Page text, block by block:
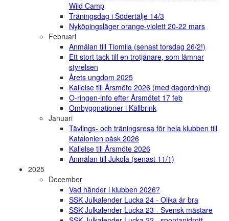
Wild Camp
Träningsdag i Södertälje 14/3
Nyköpingsläger orange-violett 20-22 mars
Februari
Anmälan till Tiomila (senast torsdag 26/2!)
Ett stort tack till en trotjänare, som lämnar
styrelsen
Årets ungdom 2025
Kallelse till Årsmöte 2026 (med dagordning)
O-ringen-info efter Årsmötet 17 feb
Ombyggnationer i Källbrink
Januari
Tävlings- och träningsresa för hela klubben till
Katalonien påsk 2026
Kallelse till Årsmöte 2026
Anmälan till Jukola (senast 11/1)
2025
December
Vad händer i klubben 2026?
SSK Julkalender Lucka 24 - Olika är bra
SSK Julkalender Lucka 23 - Svensk mästare